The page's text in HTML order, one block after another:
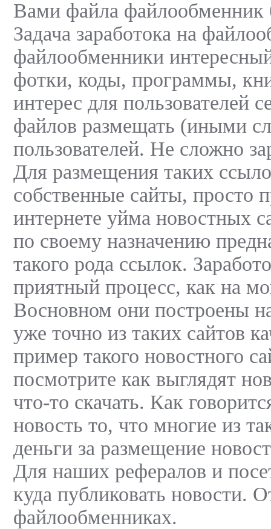
Вами файла файлообменник
Задача заработока на
файлообменники
фотки, коды, программы,
интерес для пользователей
файлов размещать (иными
пользователей. Не сложно
Для размещения таких
собственные сайты, просто
интернете уйма новостных
по своему назначению
такого рода ссылок.
приятный процесс, как на
Восновном они построены
уже точно из таких сайтов
пример такого новостного
посмотрите как выглядят
что-то скачать. Как
новость то, что многие из
деньги за размещение
Для наших рефералов и
куда публиковать новости.
файлообменниках.